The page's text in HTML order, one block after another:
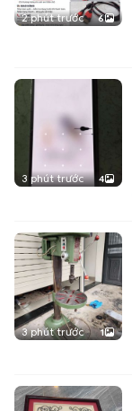
2 phút trước 6
3 phút trước 4
3 phút trước 1